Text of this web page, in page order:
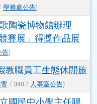
大學藝術中心舉辦
競賽」 (訪客/ 434 /
年12月20日在桃園
紅音樂會」 (訪客/ 304
度馬祖籍學生寒假營